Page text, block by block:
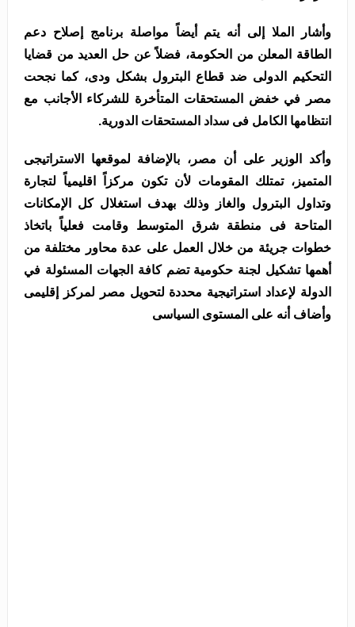
وأشار الملا إلى أنه يتم أيضاً مواصلة برنامج إصلاح دعم
الطاقة المعلن من الحكومة، فضلاً عن حل العديد من قضايا
التحكيم الدولى ضد قطاع البترول بشكل ودى، كما نجحت
مصر في خفض المستحقات المتأخرة للشركاء الأجانب مع
انتظامها الكامل فى سداد المستحقات الدورية.
وأكد الوزير على أن مصر، بالإضافة لموقعها الاستراتيجى
المتميز، تمتلك المقومات لأن تكون مركزاً اقليمياً لتجارة
وتداول البترول والغاز وذلك بهدف استغلال كل الإمكانات
المتاحة فى منطقة شرق المتوسط وقامت فعلياً باتخاذ
خطوات جريئة من خلال العمل على عدة محاور مختلفة من
أهمها تشكيل لجنة حكومية تضم كافة الجهات المسئولة في
الدولة لإعداد استراتيجية محددة لتحويل مصر لمركز إقليمى
وأضاف أنه على المستوى السياسى